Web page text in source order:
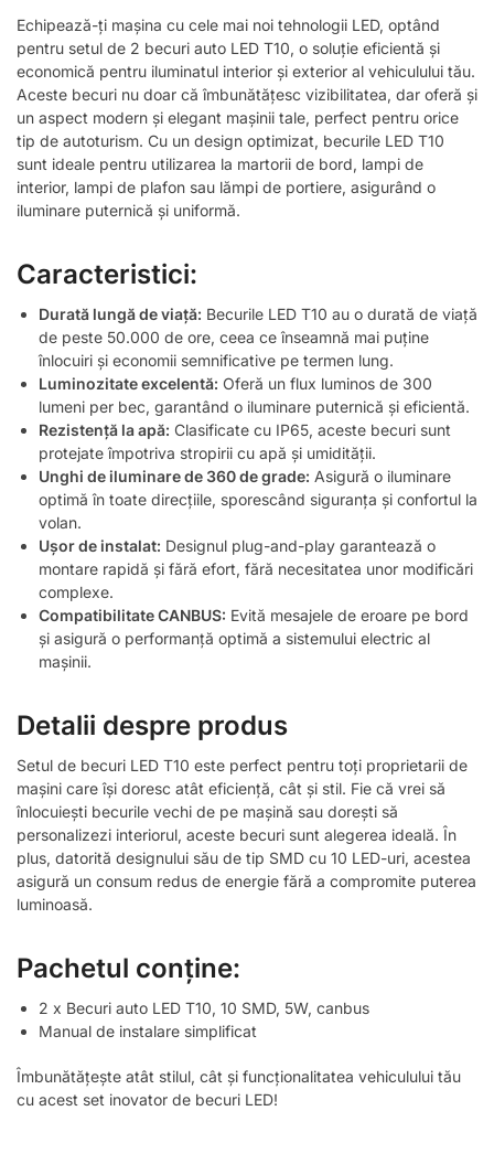
Echipează-ți mașina cu cele mai noi tehnologii LED, optând
pentru setul de 2 becuri auto LED T10, o soluție eficientă și
economică pentru iluminatul interior și exterior al vehiculului tău.
Aceste becuri nu doar că îmbunătățesc vizibilitatea, dar oferă și
un aspect modern și elegant mașinii tale, perfect pentru orice
tip de autoturism. Cu un design optimizat, becurile LED T10
sunt ideale pentru utilizarea la martorii de bord, lampi de
interior, lampi de plafon sau lămpi de portiere, asigurând o
iluminare puternică și uniformă.
Caracteristici:
Durată lungă de viață: Becurile LED T10 au o durată de viață
de peste 50.000 de ore, ceea ce înseamnă mai puține
înlocuiri și economii semnificative pe termen lung.
Luminozitate excelentă: Oferă un flux luminos de 300
lumeni per bec, garantând o iluminare puternică și eficientă.
Rezistență la apă: Clasificate cu IP65, aceste becuri sunt
protejate împotriva stropirii cu apă și umidității.
Unghi de iluminare de 360 de grade: Asigură o iluminare
optimă în toate direcțiile, sporescând siguranța și confortul la
volan.
Ușor de instalat: Designul plug-and-play garantează o
montare rapidă și fără efort, fără necesitatea unor modificări
complexe.
Compatibilitate CANBUS: Evită mesajele de eroare pe bord
și asigură o performanță optimă a sistemului electric al
mașinii.
Detalii despre produs
Setul de becuri LED T10 este perfect pentru toți proprietarii de
mașini care își doresc atât eficiență, cât și stil. Fie că vrei să
înlocuiești becurile vechi de pe mașină sau dorești să
personalizezi interiorul, aceste becuri sunt alegerea ideală. În
plus, datorită designului său de tip SMD cu 10 LED-uri, acestea
asigură un consum redus de energie fără a compromite puterea
luminoasă.
Pachetul conține:
2 x Becuri auto LED T10, 10 SMD, 5W, canbus
Manual de instalare simplificat
Îmbunătățește atât stilul, cât și funcționalitatea vehiculului tău
cu acest set inovator de becuri LED!